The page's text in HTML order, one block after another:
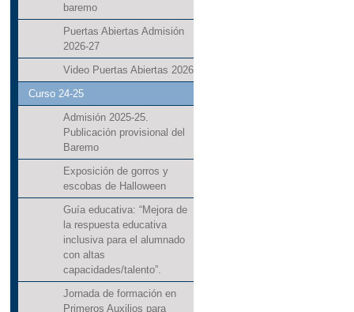
baremo
Puertas Abiertas Admisión
2026-27
Video Puertas Abiertas 2026
Curso 24-25
Admisión 2025-25.
Publicación provisional del
Baremo
Exposición de gorros y
escobas de Halloween
Guía educativa: “Mejora de
la respuesta educativa
inclusiva para el alumnado
con altas
capacidades/talento”.
Jornada de formación en
Primeros Auxilios para